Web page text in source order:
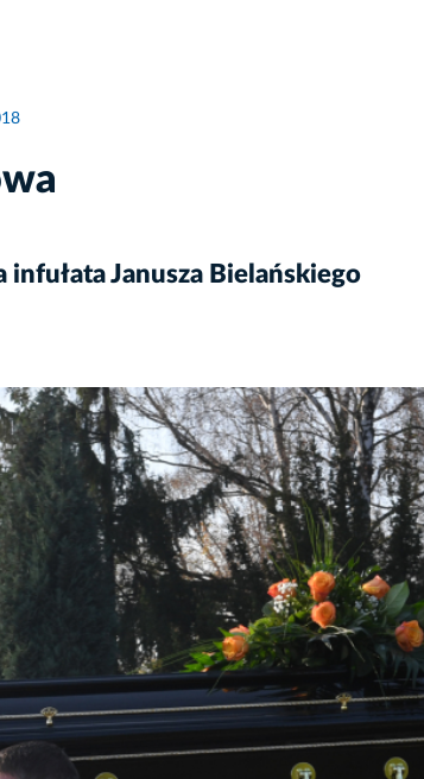
Janusza Bielańskiego